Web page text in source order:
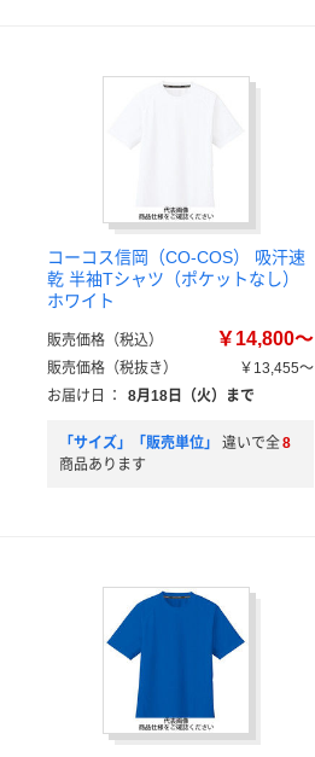
コーコス信岡（CO-COS） 吸汗速
乾 半袖Tシャツ（ポケットなし）
ホワイト
販売価格（税込） ￥14,800～
販売価格（税抜き）
￥13,455～
お届け日
： 8月18日（火）まで
「サイズ」「販売単位」 違いで全8
商品あります